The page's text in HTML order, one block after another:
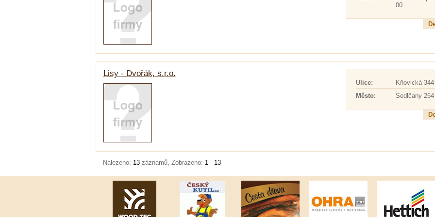
00
Lisy - Dvořák, s.r.o.
Ulice:
Kňovická 344
Město:
Sedlčany 264
Nalezeno: 13 záznamů, Zobrazeno: 1 - 13